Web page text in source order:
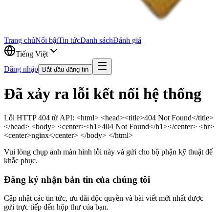
Trang chủNổi bậtTin tứcDanh sáchĐánh giá
Tiếng Việt
Đăng nhập
Bắt đầu đăng tin
Đã xảy ra lỗi kết nối hệ thống
Lỗi HTTP 404 từ API: <html> <head><title>404 Not Found</title>
</head> <body> <center><h1>404 Not Found</h1></center> <hr>
<center>nginx</center> </body> </html>
Vui lòng chụp ảnh màn hình lỗi này và gửi cho bộ phận kỹ thuật để
khắc phục.
Đăng ký nhận bản tin của chúng tôi
Cập nhật các tin tức, ưu đãi độc quyền và bài viết mới nhất được
gửi trực tiếp đến hộp thư của bạn.